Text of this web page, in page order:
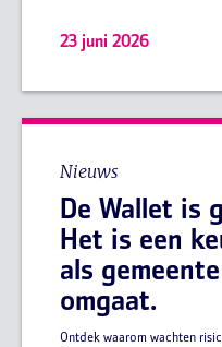
23 juni 2026
Nieuws
De Wallet is
Het is een
als
omgaat.
Ontdek waarom wachten